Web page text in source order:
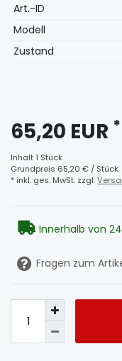
Technisches
Merkmal
Wert
Art.-ID
Modell
Zustand
65,20 EUR *
Inhalt1 Stück
Grundpreis 65,20 € / Stück
* inkl. ges. MwSt. zzgl.
Innerhalb von
Fragen zum